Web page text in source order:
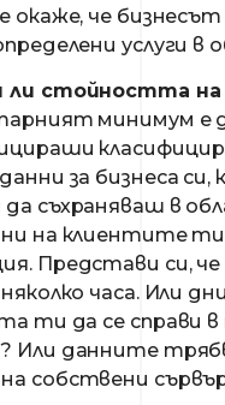
окаже, че
услуги в
ли стойността
минимум е
за бизнеса си,
съхраняваш в
на клиентите
Представи си,
часа. Или
ти да се справи
Или данните
собствени